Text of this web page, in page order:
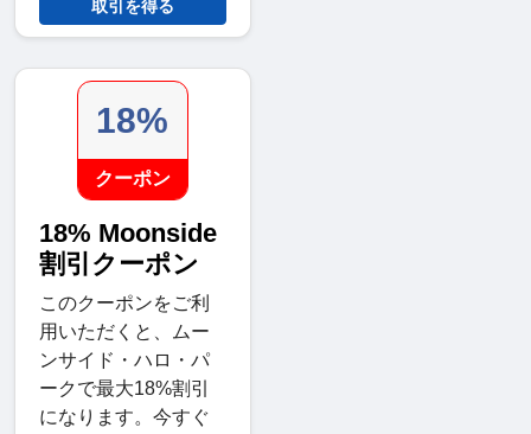
取引を得る
18%
クーポン
18% Moonside
割引クーポン
このクーポンをご利
用いただくと、ムー
ンサイド・ハロ・パ
ークで最大18%割引
になります。今すぐ